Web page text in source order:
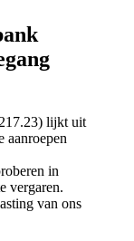
lijkt uit
aanroepen
in
vergaren.
van ons